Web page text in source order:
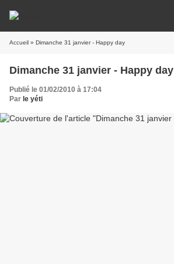
Accueil » Dimanche 31 janvier - Happy day
Dimanche 31 janvier - Happy day
Publié le 01/02/2010 à 17:04
Par le yéti